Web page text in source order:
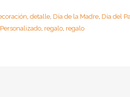
detalle Día de la Madre Día del
Personalizado regalo regalo